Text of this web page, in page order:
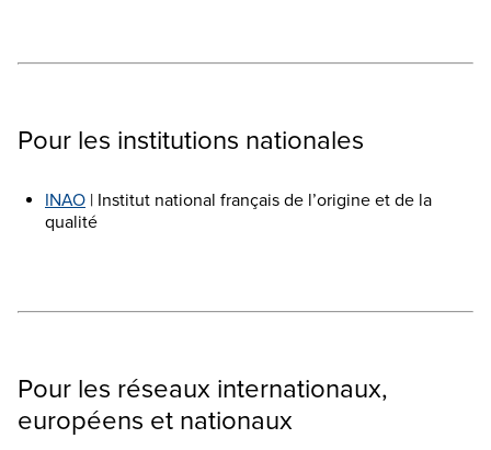
Pour les institutions nationales
INAO | Institut national français de l’origine et de la
qualité
Pour les réseaux internationaux,
européens et nationaux